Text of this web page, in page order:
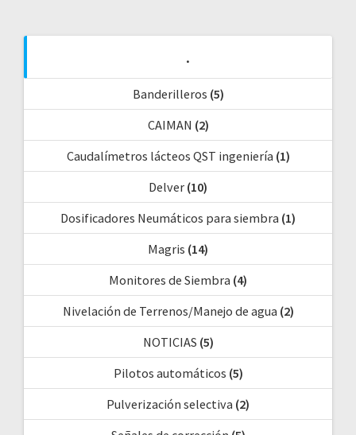
.
Banderilleros (5)
CAIMAN (2)
Caudalímetros lácteos QST ingeniería (1)
Delver (10)
Dosificadores Neumáticos para siembra (1)
Magris (14)
Monitores de Siembra (4)
Nivelación de Terrenos/Manejo de agua (2)
NOTICIAS (5)
Pilotos automáticos (5)
Pulverización selectiva (2)